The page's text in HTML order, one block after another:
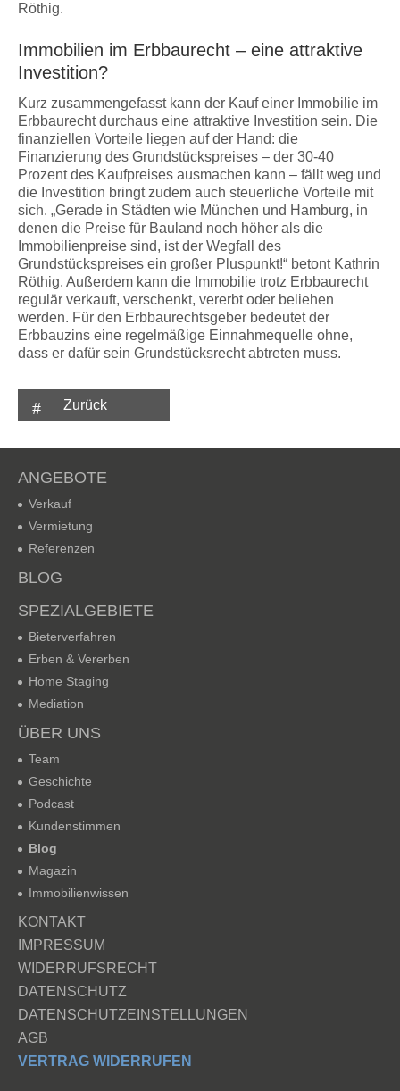
Röthig.
Immobilien im Erbbaurecht – eine attraktive
Investition?
Kurz zusammengefasst kann der Kauf einer Immobilie im
Erbbaurecht durchaus eine attraktive Investition sein. Die
finanziellen Vorteile liegen auf der Hand: die
Finanzierung des Grundstückspreises – der 30-40
Prozent des Kaufpreises ausmachen kann – fällt weg und
die Investition bringt zudem auch steuerliche Vorteile mit
sich. „Gerade in Städten wie München und Hamburg, in
denen die Preise für Bauland noch höher als die
Immobilienpreise sind, ist der Wegfall des
Grundstückspreises ein großer Pluspunkt!“ betont Kathrin
Röthig. Außerdem kann die Immobilie trotz Erbbaurecht
regulär verkauft, verschenkt, vererbt oder beliehen
werden. Für den Erbbaurechtsgeber bedeutet der
Erbbauzins eine regelmäßige Einnahmequelle ohne,
dass er dafür sein Grundstücksrecht abtreten muss.
Zurück
ANGEBOTE
Verkauf
Vermietung
Referenzen
BLOG
SPEZIALGEBIETE
Bieterverfahren
Erben & Vererben
Home Staging
Mediation
ÜBER UNS
Team
Geschichte
Podcast
Kundenstimmen
Blog
Magazin
Immobilienwissen
KONTAKT
IMPRESSUM
WIDERRUFSRECHT
DATENSCHUTZ
DATENSCHUTZEINSTELLUNGEN
AGB
VERTRAG WIDERRUFEN